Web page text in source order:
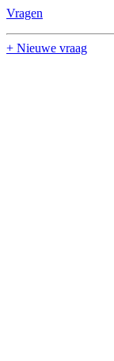
Vragen
+ Nieuwe vraag